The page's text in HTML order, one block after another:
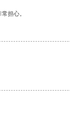
担心。